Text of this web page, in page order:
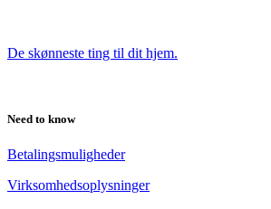
De skønneste ting til dit hjem.
Need to know
Betalingsmuligheder
Virksomhedsoplysninger